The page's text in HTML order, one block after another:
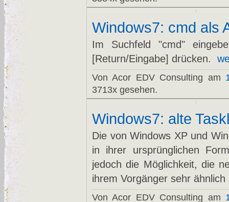
Windows7: cmd als
Im Suchfeld "cmd"
[Return/Eingabe] drücken.
Von Acor EDV Consulting am
3713x gesehen.
Windows7: alte
Die von Windows XP und
in ihrer ursprünglichen
jedoch die Möglichkeit, die
ihrem Vorgänger sehr
Von Acor EDV Consulting am